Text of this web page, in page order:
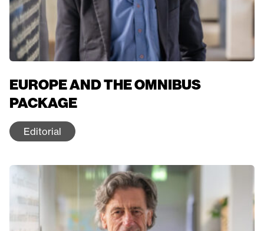
EUROPE AND THE OMNIBUS
PACKAGE
Editorial